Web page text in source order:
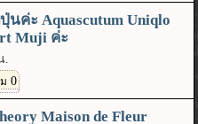
ค่ะ Aquascutum Uniqlo
Muji ค่ะ
.
0
Maison de Fleur